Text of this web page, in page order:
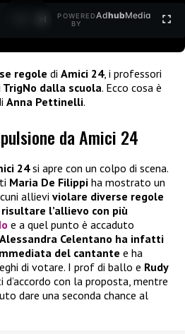
POWERED
BY
AdhubMedia
regole di Amici 24, i professori
TrigNo dalla scuola. Ecco cosa è
Anna Pettinelli.
da Amici 24
24si apre con un colpo di scena.
Maria De Filippi ha mostrato un
allievi violare diverse regole
risultare l’allievo con più
e a quel punto è accaduto
Alessandra Celentano ha infatti
del cantante e ha
di votare. I prof di ballo e Rudy
con la proposta, mentre
dare una seconda chance al